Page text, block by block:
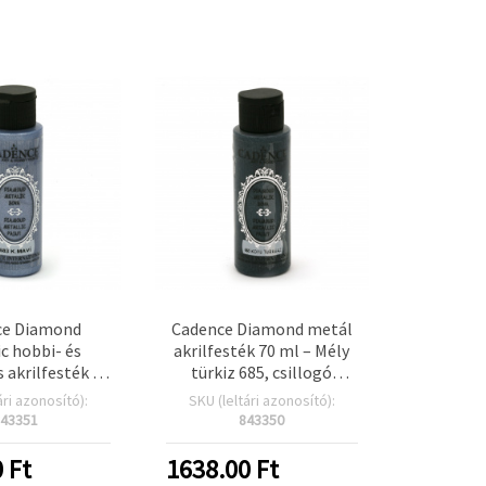
Diamond
hobbi- és
akrilfesték –
683, 70 ml,
felület DIY
papírhoz
azonosító):
Ft
Cadence Diamond metál
akrilfesték 70 ml – Mély
türkiz 685, csillogó
metálfényű felület
művészeti, kézműves és
SKU (leltári azonosító):
843350
1638.00Ft